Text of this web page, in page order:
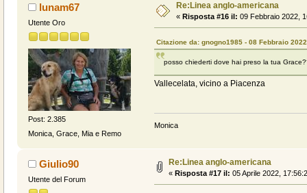
lunam67
Utente Oro
Post: 2.385
Monica, Grace, Mia e Remo
Re:Linea anglo-americana
« Risposta #16 il: 09 Febbraio 2022,
Citazione da: gnogno1985 - 08 Febbraio
posso chiederti dove hai preso la tua
Vallecelata, vicino a Piacenza
Monica
Giulio90
Utente del Forum
Re:Linea anglo-americana
« Risposta #17 il: 05 Aprile 2022,